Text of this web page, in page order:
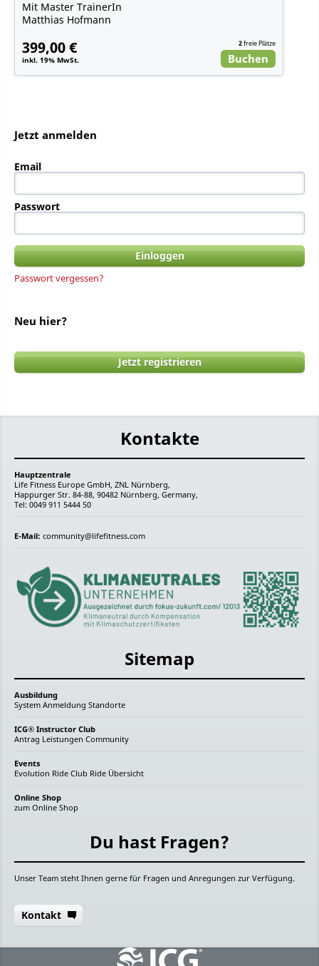
Mit Master TrainerIn
Matthias Hofmann
399,00 €
inkl. 19% MwSt.
2freie Plätze
Buchen
Jetzt anmelden
Email
Passwort
Passwort vergessen?
Neu hier?
Jetzt registrieren
Kontakte
Hauptzentrale
Life Fitness Europe GmbH, ZNL Nürnberg,
Happurger Str. 84-88, 90482 Nürnberg, Germany,
Tel: 0049 911 5444 50
E-Mail: community@lifefitness.com
Sitemap
Ausbildung
System Anmeldung Standorte
ICG® Instructor Club
Antrag Leistungen Community
Events
Evolution Ride Club Ride Übersicht
Online Shop
zum Online Shop
Du hast Fragen?
Unser Team steht Ihnen gerne für Fragen und Anregungen zur Verfügung.
Kontakt